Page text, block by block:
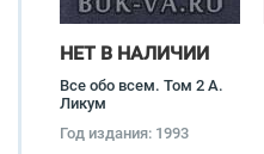
НЕТ В НАЛИЧИИ
Все обо всем. Том 2 А.
Ликум
Год издания: 1993